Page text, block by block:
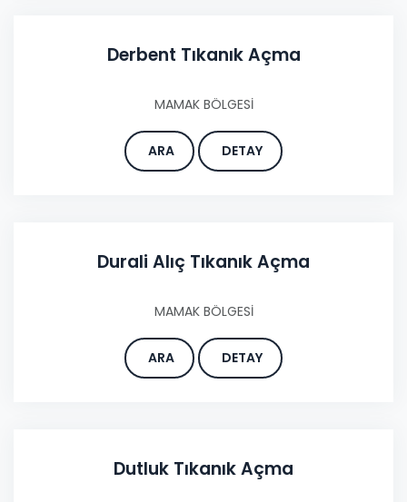
Derbent Tıkanık Açma
MAMAK BÖLGESİ
ARA DETAY
Durali Alıç Tıkanık Açma
MAMAK BÖLGESİ
ARA DETAY
Dutluk Tıkanık Açma